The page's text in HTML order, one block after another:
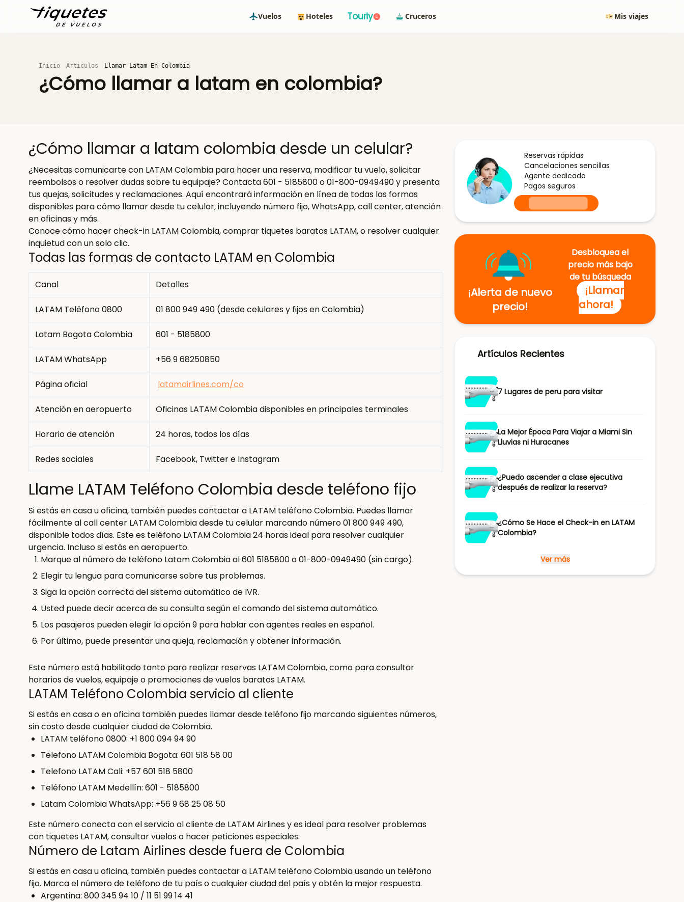
Vuelos Hoteles Touriy Cruceros Mis viajes
Inicio Articulos Llamar Latam En Colombia
¿Cómo llamar a latam en colombia?
¿Cómo llamar a latam colombia desde un celular?
¿Necesitas comunicarte con LATAM Colombia para hacer una reserva, modificar tu vuelo, solicitar
reembolsos o resolver dudas sobre tu equipaje? Contacta 601 - 5185800 o 01-800-0949490 y presenta
tus quejas, solicitudes y reclamaciones. Aquí encontrará información en línea de todas las formas
disponibles para cómo llamar desde tu celular, incluyendo número fijo, WhatsApp, call center, atención
en oficinas y más.
Conoce cómo hacer check-in LATAM Colombia, comprar tiquetes baratos LATAM, o resolver cualquier
inquietud con un solo clic.
Todas las formas de contacto LATAM en Colombia
Canal Detalles
LATAM Teléfono 0800 01 800 949 490 (desde celulares y fijos en Colombia)
Latam Bogota Colombia 601 - 5185800
LATAM WhatsApp +56 9 68250850
Página oficial latamairlines.com/co
Atención en aeropuerto Oficinas LATAM Colombia disponibles en principales terminales
Horario de atención 24 horas, todos los días
Redes sociales Facebook, Twitter e Instagram
Llame LATAM Teléfono Colombia desde teléfono fijo
Si estás en casa u oficina, también puedes contactar a LATAM teléfono Colombia. Puedes llamar
fácilmente al call center LATAM Colombia desde tu celular marcando número 01 800 949 490,
disponible todos días. Este es teléfono LATAM Colombia 24 horas ideal para resolver cualquier
urgencia. Incluso si estás en aeropuerto.
Marque al número de teléfono Latam Colombia al 601 5185800 o 01-800-0949490 (sin cargo).
Elegir tu lengua para comunicarse sobre tus problemas.
Siga la opción correcta del sistema automático de IVR.
Usted puede decir acerca de su consulta según el comando del sistema automático.
Los pasajeros pueden elegir la opción 9 para hablar con agentes reales en español.
Por último, puede presentar una queja, reclamación y obtener información.
Este número está habilitado tanto para realizar reservas LATAM Colombia, como para consultar
horarios de vuelos, equipaje o promociones de vuelos baratos LATAM.
LATAM Teléfono Colombia servicio al cliente
Si estás en casa o en oficina también puedes llamar desde teléfono fijo marcando siguientes números,
sin costo desde cualquier ciudad de Colombia.
LATAM teléfono 0800: +1 800 094 94 90
Telefono LATAM Colombia Bogota: 601 518 58 00
Telefono LATAM Cali: +57 601 518 5800
Teléfono LATAM Medellín: 601 - 5185800
Latam Colombia WhatsApp: +56 9 68 25 08 50
Este número conecta con el servicio al cliente de LATAM Airlines y es ideal para resolver problemas
con tiquetes LATAM, consultar vuelos o hacer peticiones especiales.
Número de Latam Airlines desde fuera de Colombia
Si estás en casa u oficina, también puedes contactar a LATAM teléfono Colombia usando un teléfono
fijo. Marca el número de teléfono de tu país o cualquier ciudad del país y obtén la mejor respuesta.
Argentina: 800 345 94 10 / 11 51 99 14 41
Reservas rápidas
Cancelaciones sencillas
Agente dedicado
Pagos seguros
¡Alerta de nuevo
precio!
Desbloquea el
precio más bajo
de tu búsqueda
¡Llamar
ahora!
Artículos Recientes
7 Lugares de peru para visitar
La Mejor Época Para Viajar a Miami Sin
Lluvias ni Huracanes
¿Puedo ascender a clase ejecutiva
después de realizar la reserva?
¿Cómo Se Hace el Check-in en LATAM
Colombia?
Ver más